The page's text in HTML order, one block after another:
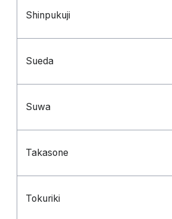
Shinpukuji
Sueda
Suwa
Takasone
Tokuriki